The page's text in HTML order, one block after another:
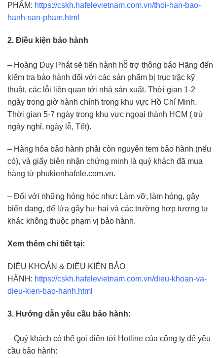
PHẨM: https://cskh.hafelevietnam.com.vn/thoi-han-bao-
hanh-san-pham.html
2. Điều kiện bảo hành
– Hoàng Duy Phát sẽ tiến hành hỗ trợ thông báo Hãng đến
kiểm tra bảo hành đối với các sản phẩm bị trục trặc kỹ
thuật, các lỗi liên quan tới nhà sản xuất. Thời gian 1-2
ngày trong giờ hành chính trong khu vực Hồ Chí Minh.
Thời gian 5-7 ngày trong khu vực ngoại thành HCM ( trừ
ngày nghỉ, ngày lễ, Tết).
– Hàng hóa bảo hành phải còn nguyên tem bảo hành (nếu
có), và giấy biên nhận chứng minh là quý khách đã mua
hàng từ phukienhafele.com.vn.
– Đối với những hỏng hóc như: Làm vỡ, làm hỏng, gây
biến dạng, để lửa gây hư hại và các trường hợp tương tự
khác không thuộc phạm vị bảo hành.
Xem thêm chi tiết tại:
ĐIỀU KHOẢN & ĐIỀU KIỆN BẢO
HÀNH: https://cskh.hafelevietnam.com.vn/dieu-khoan-va-
dieu-kien-bao-hanh.html
3. Hướng dẫn yêu cầu bảo hành:
– Quý khách có thể gọi điện tới Hotline của công ty để yêu
cầu bảo hành: